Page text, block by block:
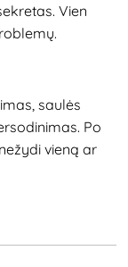
Vien
saulės
Po
vieną ar